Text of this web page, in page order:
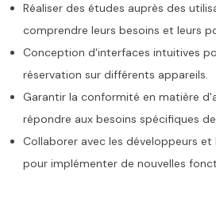
Réaliser des études auprès des
comprendre leurs besoins et leurs
Conception d'interfaces intuitives
réservation sur différents appareils.
Garantir la conformité en matière
répondre aux besoins spécifiques
Collaborer avec les développeurs
pour implémenter de nouvelles